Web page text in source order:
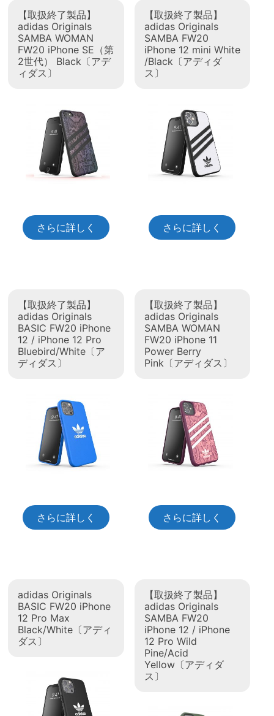
【取扱終了製品】
adidas Originals
SAMBA WOMAN
FW20 iPhone SE（第
2世代） Black〔アデ
ィダス〕
さらに詳しく
【取扱終了製品】
adidas Originals
SAMBA FW20
iPhone 12 mini White
/Black〔アディダ
ス〕
さらに詳しく
【取扱終了製品】
adidas Originals
BASIC FW20 iPhone
12 / iPhone 12 Pro
Bluebird/White〔ア
ディダス〕
さらに詳しく
【取扱終了製品】
adidas Originals
SAMBA WOMAN
FW20 iPhone 11
Power Berry
Pink〔アディダス〕
さらに詳しく
adidas Originals
BASIC FW20 iPhone
12 Pro Max
Black/White〔アディ
ダス〕
【取扱終了製品】
adidas Originals
SAMBA FW20
iPhone 12 / iPhone
12 Pro Wild
Pine/Acid
Yellow〔アディダ
ス〕